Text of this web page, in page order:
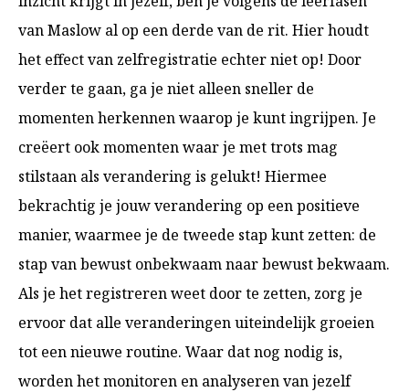
van Maslow al op een derde van de rit. Hier houdt
het effect van zelfregistratie echter niet op! Door
verder te gaan, ga je niet alleen sneller de
momenten herkennen waarop je kunt ingrijpen. Je
creëert ook momenten waar je met trots mag
stilstaan als verandering is gelukt! Hiermee
bekrachtig je jouw verandering op een positieve
manier, waarmee je de tweede stap kunt zetten: de
stap van bewust onbekwaam naar bewust bekwaam.
Als je het registreren weet door te zetten, zorg je
ervoor dat alle veranderingen uiteindelijk groeien
tot een nieuwe routine. Waar dat nog nodig is,
worden het monitoren en analyseren van jezelf